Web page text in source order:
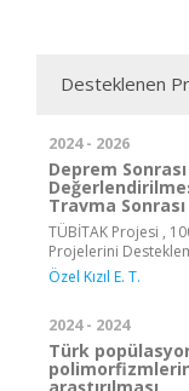
Desteklenen
2024 - 2026
Deprem
Travma
TÜBİTAK Projesi ,
Projelerini
Özel Kızıl E. T.
2024 - 2024
Türk